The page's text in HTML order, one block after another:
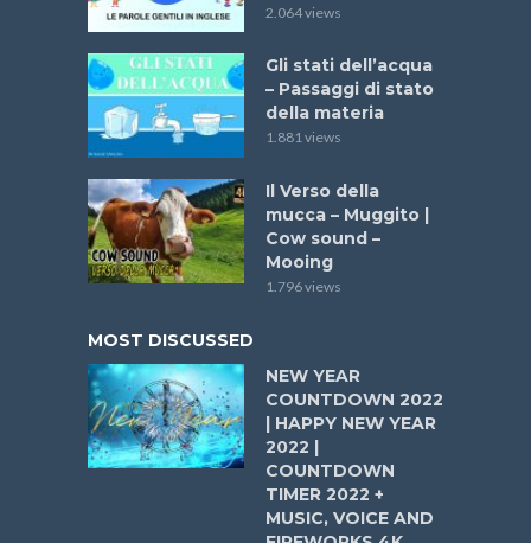
2.064 views
Gli stati dell’acqua
– Passaggi di stato
della materia
1.881 views
Il Verso della
mucca – Muggito |
Cow sound –
Mooing
1.796 views
MOST DISCUSSED
NEW YEAR
COUNTDOWN 2022
| HAPPY NEW YEAR
2022 |
COUNTDOWN
TIMER 2022 +
MUSIC, VOICE AND